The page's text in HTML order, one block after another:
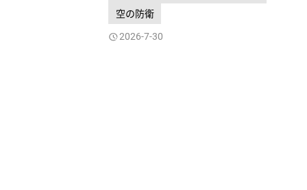
空の防衛
2026-7-30